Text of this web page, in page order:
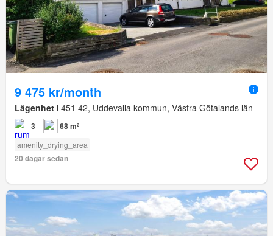
9 475 kr/month
Lägenhet i 451 42, Uddevalla kommun, Västra Götalands län
3 68 m²
amenity_drying_area
20 dagar sedan